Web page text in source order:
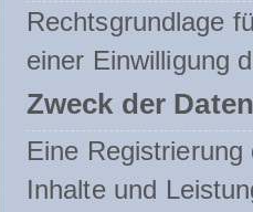
Rechtsgrundlage
einer Einwilligung
Zweck der
Eine
Inhalte und